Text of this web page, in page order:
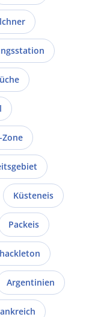
Zone
Küsteneis
Packeis
Argentinien